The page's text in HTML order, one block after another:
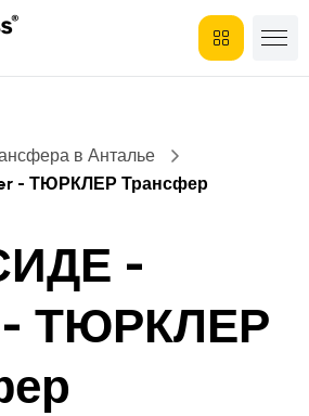
в Анталье
- ТЮРКЛЕР Трансфер
-
- ТЮРКЛЕР